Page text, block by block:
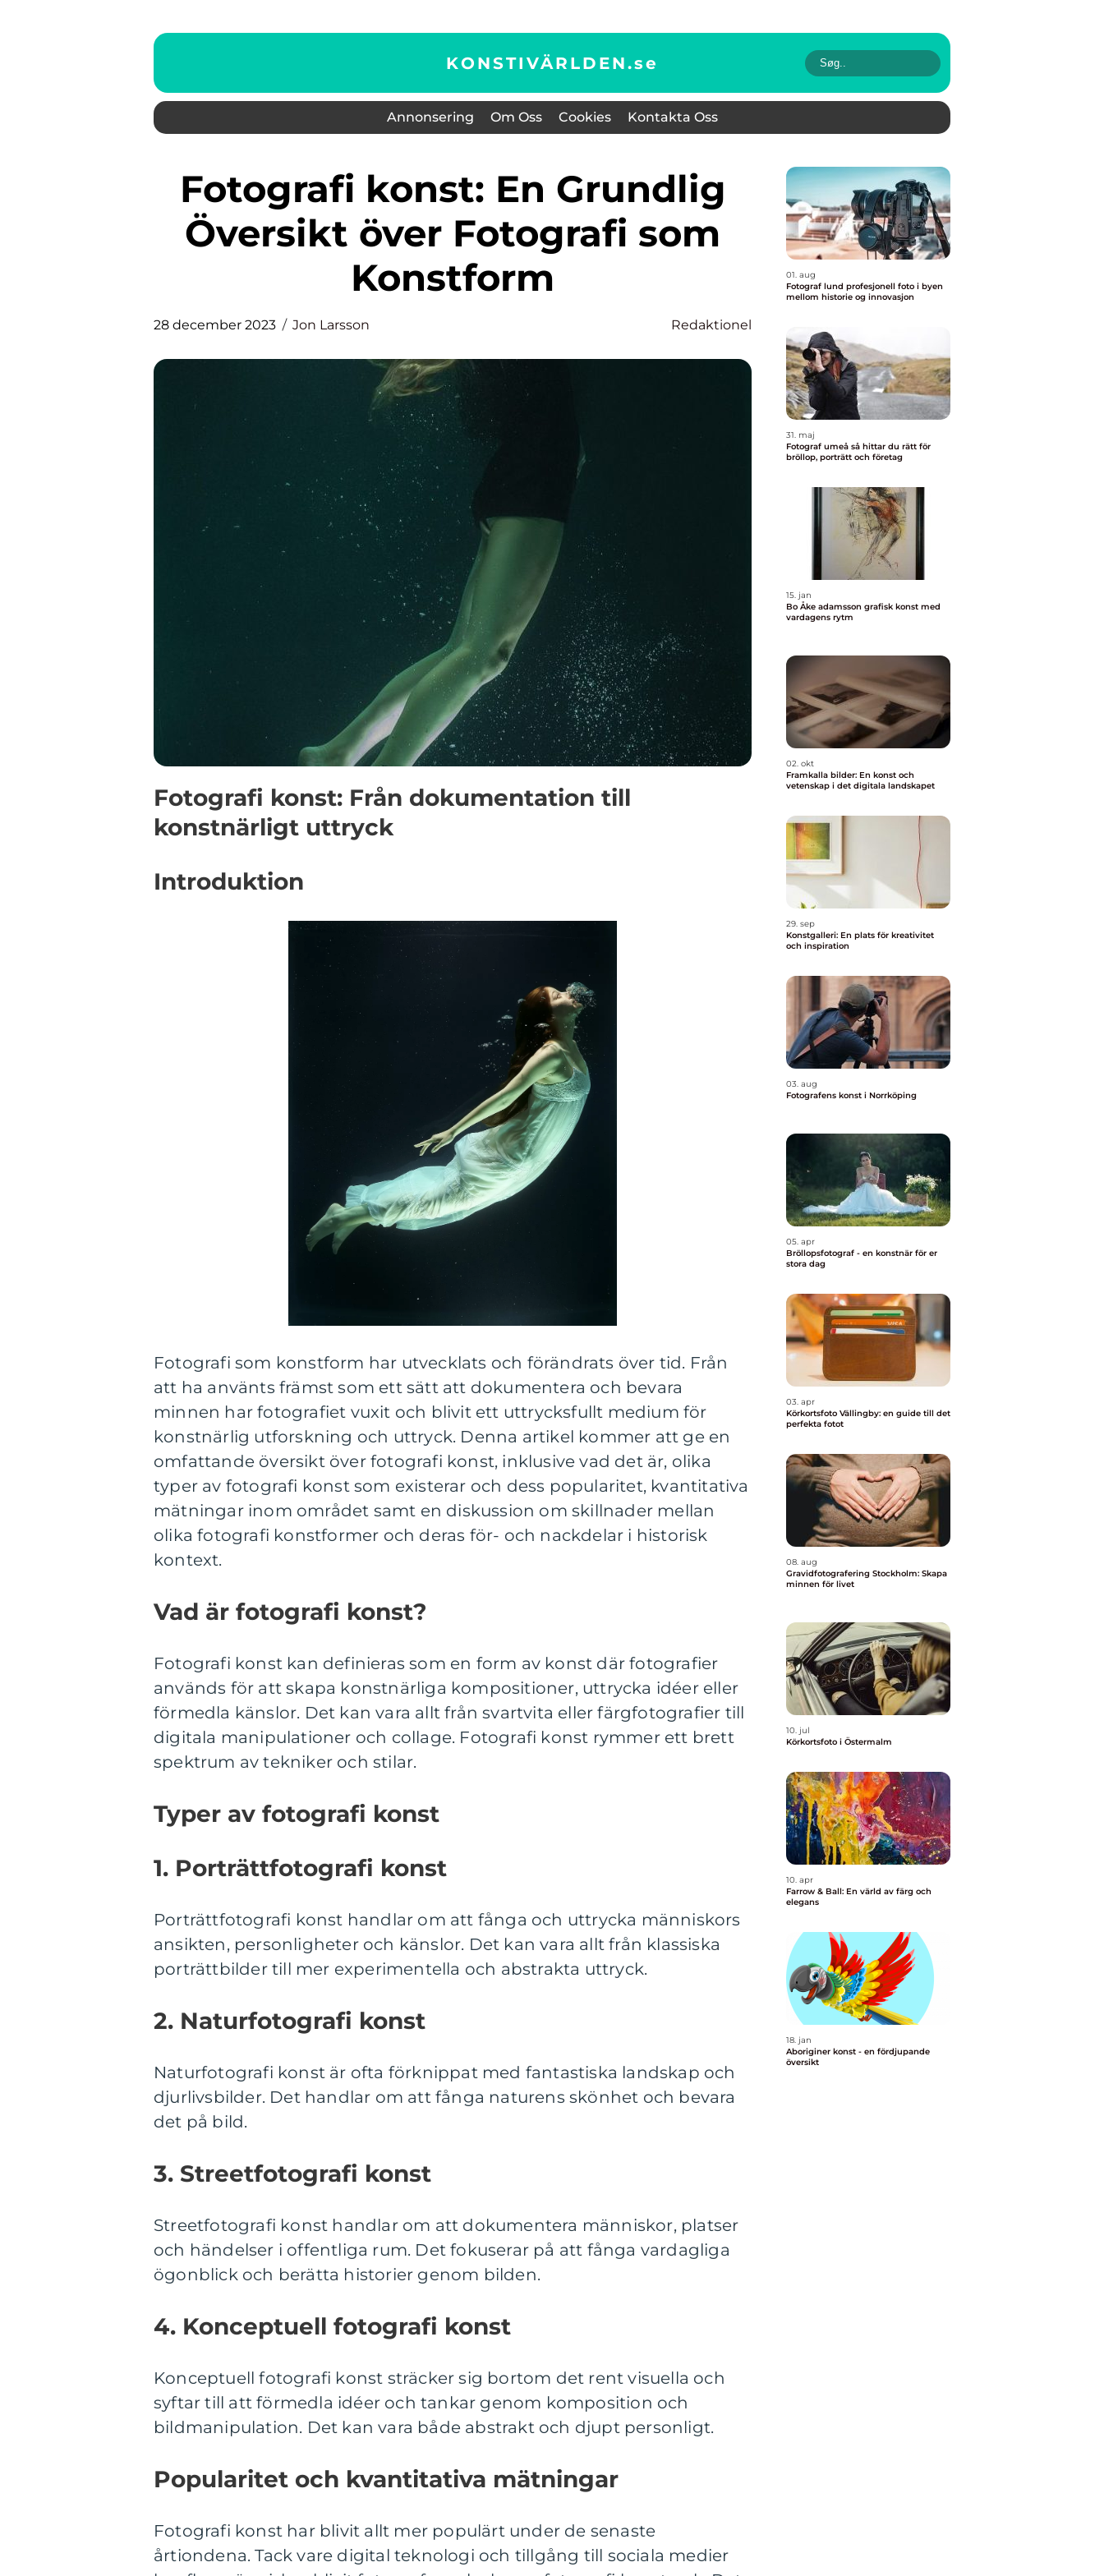
KONSTIVÄRLDEN.se
Annonsering Om Oss Cookies Kontakta Oss
Fotografi konst: En Grundlig
Översikt över Fotografi som
Konstform
28 december 2023 Jon Larsson Redaktionel
Fotografi konst: Från dokumentation till
konstnärligt uttryck
Introduktion
Fotografi som konstform har utvecklats och förändrats över tid. Från
att ha använts främst som ett sätt att dokumentera och bevara
minnen har fotografiet vuxit och blivit ett uttrycksfullt medium för
konstnärlig utforskning och uttryck. Denna artikel kommer att ge en
omfattande översikt över fotografi konst, inklusive vad det är, olika
typer av fotografi konst som existerar och dess popularitet, kvantitativa
mätningar inom området samt en diskussion om skillnader mellan
olika fotografi konstformer och deras för- och nackdelar i historisk
kontext.
Vad är fotografi konst?
Fotografi konst kan definieras som en form av konst där fotografier
används för att skapa konstnärliga kompositioner, uttrycka idéer eller
förmedla känslor. Det kan vara allt från svartvita eller färgfotografier till
digitala manipulationer och collage. Fotografi konst rymmer ett brett
spektrum av tekniker och stilar.
Typer av fotografi konst
1. Porträttfotografi konst
Porträttfotografi konst handlar om att fånga och uttrycka människors
ansikten, personligheter och känslor. Det kan vara allt från klassiska
porträttbilder till mer experimentella och abstrakta uttryck.
2. Naturfotografi konst
Naturfotografi konst är ofta förknippat med fantastiska landskap och
djurlivsbilder. Det handlar om att fånga naturens skönhet och bevara
det på bild.
3. Streetfotografi konst
Streetfotografi konst handlar om att dokumentera människor, platser
och händelser i offentliga rum. Det fokuserar på att fånga vardagliga
ögonblick och berätta historier genom bilden.
4. Konceptuell fotografi konst
Konceptuell fotografi konst sträcker sig bortom det rent visuella och
syftar till att förmedla idéer och tankar genom komposition och
bildmanipulation. Det kan vara både abstrakt och djupt personligt.
Popularitet och kvantitativa mätningar
Fotografi konst har blivit allt mer populärt under de senaste
årtiondena. Tack vare digital teknologi och tillgång till sociala medier
01. aug
Fotograf lund profesjonell foto i byen
mellom historie og innovasjon
31. maj
Fotograf umeå så hittar du rätt för
bröllop, porträtt och företag
15. jan
Bo Åke adamsson grafisk konst med
vardagens rytm
02. okt
Framkalla bilder: En konst och
vetenskap i det digitala landskapet
29. sep
Konstgalleri: En plats för kreativitet
och inspiration
03. aug
Fotografens konst i Norrköping
05. apr
Bröllopsfotograf - en konstnär för er
stora dag
03. apr
Körkortsfoto Vällingby: en guide till det
perfekta fotot
08. aug
Gravidfotografering Stockholm: Skapa
minnen för livet
10. jul
Körkortsfoto i Östermalm
10. apr
Farrow & Ball: En värld av färg och
elegans
18. jan
Aboriginer konst - en fördjupande
översikt